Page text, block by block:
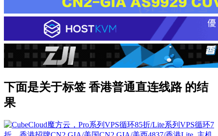
下面是关于标签 香港普通直连线路 的结
果